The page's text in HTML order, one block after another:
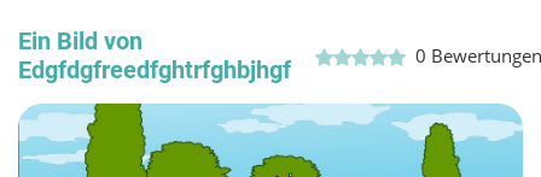
Ein Bild von
Edgfdgfreedfghtrfghbjhgf
0 Bewertungen